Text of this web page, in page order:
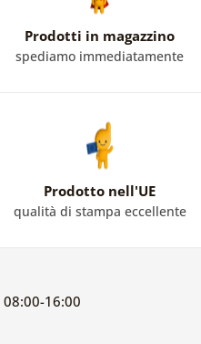
Prodotti in magazzino
spediamo immediatamente
Prodotto nell'UE
qualità di stampa eccellente
16:00